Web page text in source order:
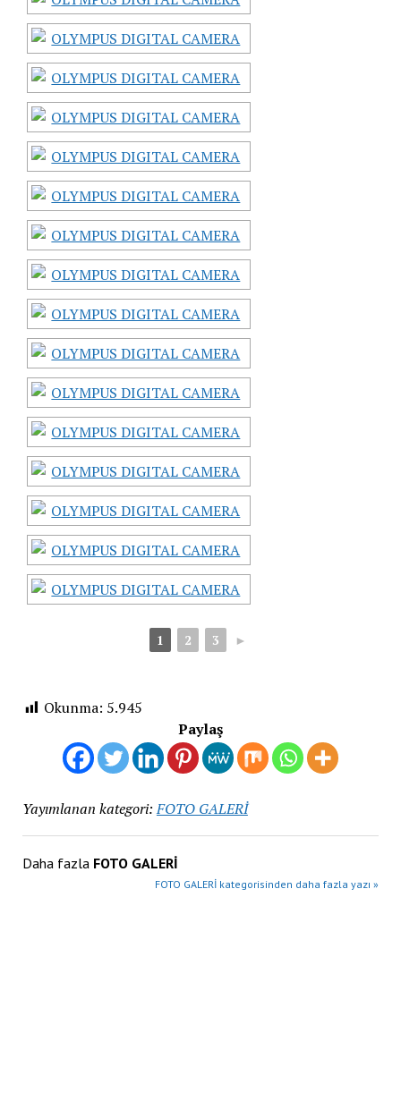
1 2 3 ►
Okunma: 5.945
Paylaş
Yayımlanan kategori: FOTO GALERİ
Daha fazla FOTO GALERİ
FOTO GALERİ kategorisinden daha fazla yazı »